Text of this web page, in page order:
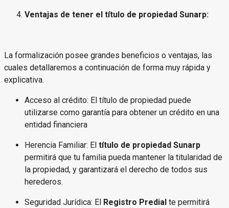
Ventajas de tener el título de propiedad Sunarp:
La formalización posee grandes beneficios o ventajas, las
cuales detallaremos a continuación de forma muy rápida y
explicativa.
Acceso al crédito: El título de propiedad puede
utilizarse como garantía para obtener un crédito en una
entidad financiera
Herencia Familiar: El título de propiedad Sunarp
permitirá que tu familia pueda mantener la titularidad de
la propiedad, y garantizará el derecho de todos sus
herederos.
Seguridad Jurídica: El Registro Predial te permitirá